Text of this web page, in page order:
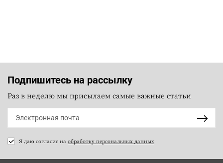
Подпишитесь на рассылку
Раз в неделю мы присылаем самые важные статьи
Я даю согласие на обработку персональных данных